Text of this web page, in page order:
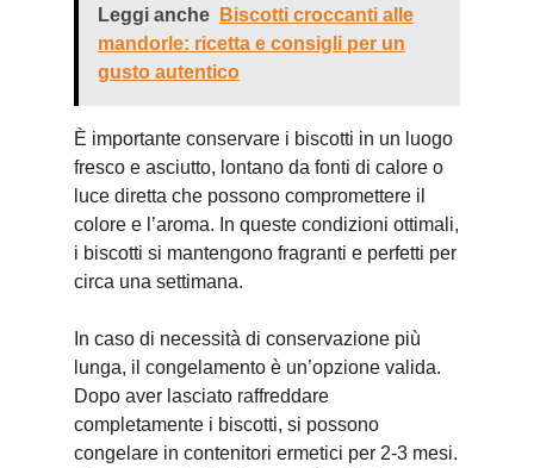
Leggi anche
Biscotti croccanti alle
mandorle: ricetta e consigli per un
gusto autentico
È importante conservare i biscotti in un luogo
fresco e asciutto, lontano da fonti di calore o
luce diretta che possono compromettere il
colore e l’aroma. In queste condizioni ottimali,
i biscotti si mantengono fragranti e perfetti per
circa una settimana.
In caso di necessità di conservazione più
lunga, il congelamento è un’opzione valida.
Dopo aver lasciato raffreddare
completamente i biscotti, si possono
congelare in contenitori ermetici per 2-3 mesi.